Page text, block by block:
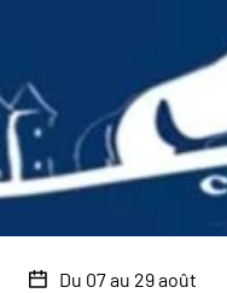
Du 07 au 29 août